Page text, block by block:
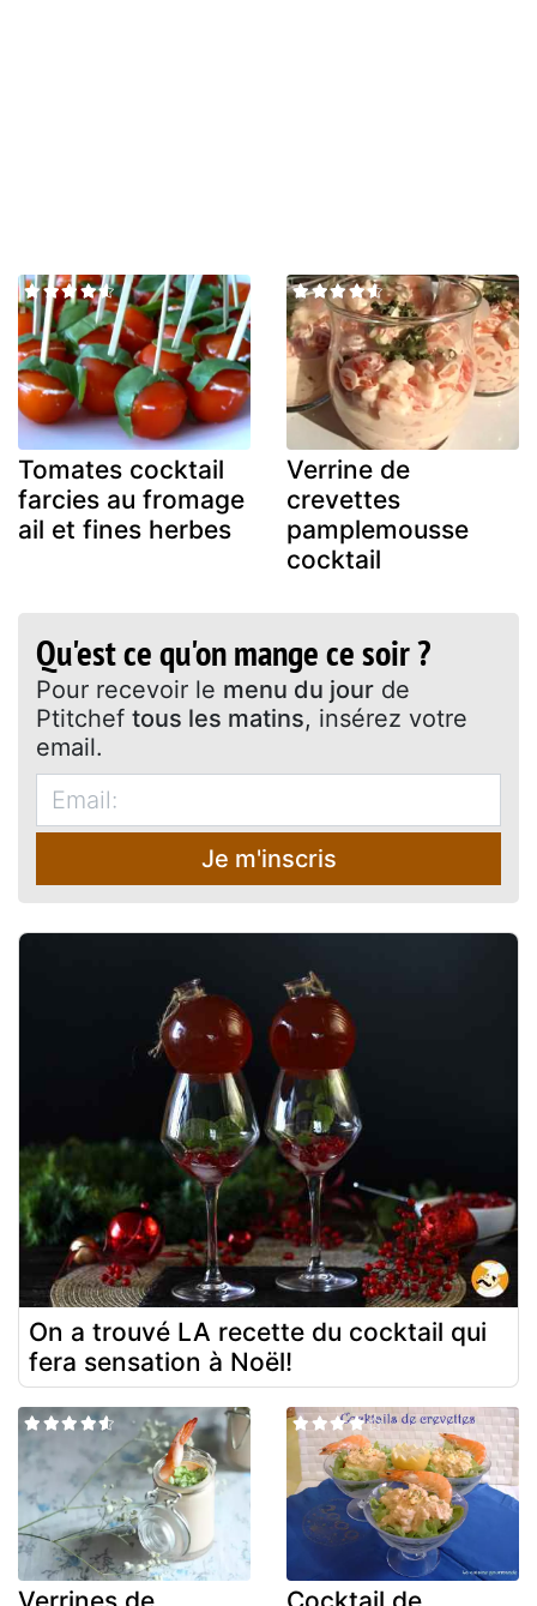
Tomates cocktail
farcies au fromage
ail et fines herbes
Verrine de
crevettes
pamplemousse
cocktail
Qu'est ce qu'on mange ce soir ?
Pour recevoir le menu du jour de
Ptitchef tous les matins, insérez votre
email.
Je m'inscris
On a trouvé LA recette du cocktail qui
fera sensation à Noël!